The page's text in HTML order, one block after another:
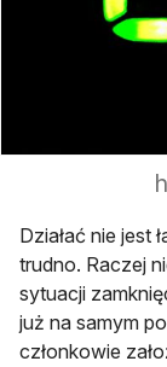
Działać nie jest
trudno. Raczej
sytuacji
już na samym
członkowie